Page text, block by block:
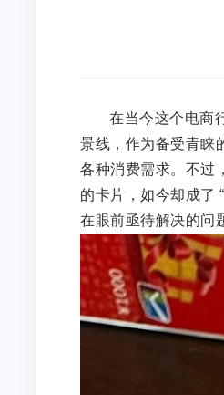
在当今这个电商
景线，作为备受青睐
各种消费需求。不过
的卡片，如今却成了
在眼前亟待解决的问